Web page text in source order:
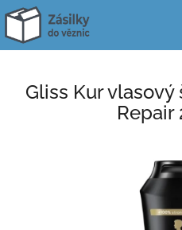
Přejít
obsah
Gliss Kur
Repair